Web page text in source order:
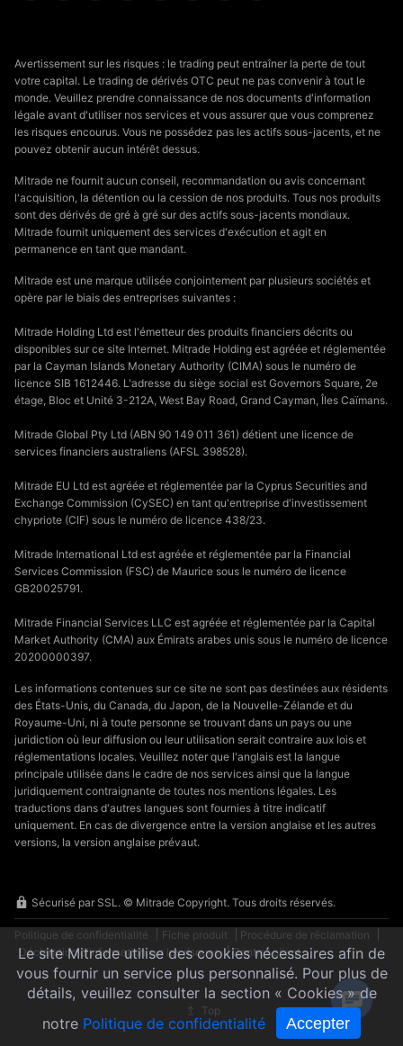
Avertissement sur les risques : le trading peut entraîner la perte de tout
votre capital. Le trading de dérivés OTC peut ne pas convenir à tout le
monde. Veuillez prendre connaissance de nos documents d'information
légale avant d'utiliser nos services et vous assurer que vous comprenez
les risques encourus. Vous ne possédez pas les actifs sous-jacents, et ne
pouvez obtenir aucun intérêt dessus.
Mitrade ne fournit aucun conseil, recommandation ou avis concernant
l'acquisition, la détention ou la cession de nos produits. Tous nos produits
sont des dérivés de gré à gré sur des actifs sous-jacents mondiaux.
Mitrade fournit uniquement des services d'exécution et agit en
permanence en tant que mandant.
Mitrade est une marque utilisée conjointement par plusieurs sociétés et
opère par le biais des entreprises suivantes :
Mitrade Holding Ltd est l'émetteur des produits financiers décrits ou
disponibles sur ce site Internet. Mitrade Holding est agréée et réglementée
par la Cayman Islands Monetary Authority (CIMA) sous le numéro de
licence SIB 1612446. L'adresse du siège social est Governors Square, 2e
étage, Bloc et Unité 3-212A, West Bay Road, Grand Cayman, Îles Caïmans.
Mitrade Global Pty Ltd (ABN 90 149 011 361) détient une licence de
services financiers australiens (AFSL 398528).
Mitrade EU Ltd est agréée et réglementée par la Cyprus Securities and
Exchange Commission (CySEC) en tant qu'entreprise d'investissement
chypriote (CIF) sous le numéro de licence 438/23.
Mitrade International Ltd est agréée et réglementée par la Financial
Services Commission (FSC) de Maurice sous le numéro de licence
GB20025791.
Mitrade Financial Services LLC est agréée et réglementée par la Capital
Market Authority (CMA) aux Émirats arabes unis sous le numéro de licence
20200000397.
Les informations contenues sur ce site ne sont pas destinées aux résidents
des États-Unis, du Canada, du Japon, de la Nouvelle-Zélande et du
Royaume-Uni, ni à toute personne se trouvant dans un pays ou une
juridiction où leur diffusion ou leur utilisation serait contraire aux lois et
réglementations locales. Veuillez noter que l'anglais est la langue
principale utilisée dans le cadre de nos services ainsi que la langue
juridiquement contraignante de toutes nos mentions légales. Les
traductions dans d'autres langues sont fournies à titre indicatif
uniquement. En cas de divergence entre la version anglaise et les autres
versions, la version anglaise prévaut.
Sécurisé par SSL. © Mitrade Copyright. Tous droits réservés.
Politique de confidentialité Fiche produit
Procédure de réclamation
Déclaration d'information sur les risques
Contrat client
Top
Le site Mitrade utilise des cookies nécessaires afin de
vous fournir un service plus personnalisé. Pour plus de
détails, veuillez consulter la section « Cookies » de
notre Politique de confidentialité Accepter